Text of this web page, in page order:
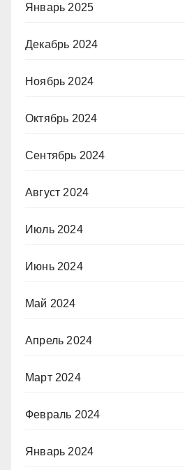
Январь 2025
Декабрь 2024
Ноябрь 2024
Октябрь 2024
Сентябрь 2024
Август 2024
Июль 2024
Июнь 2024
Май 2024
Апрель 2024
Март 2024
Февраль 2024
Январь 2024